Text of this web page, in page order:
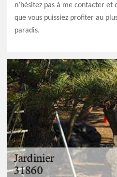
n’hésitez pas à me contacter et
que vous puissiez profiter au
paradis.